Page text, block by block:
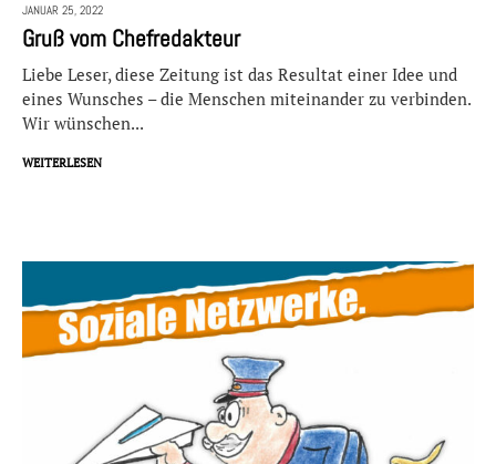
JANUAR 25, 2022
Gruß vom Chefredakteur
Liebe Leser, diese Zeitung ist das Resultat einer Idee und
eines Wunsches – die Menschen miteinander zu verbinden.
Wir wünschen...
WEITERLESEN